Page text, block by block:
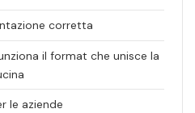
corretta
il format che unisce la
le aziende